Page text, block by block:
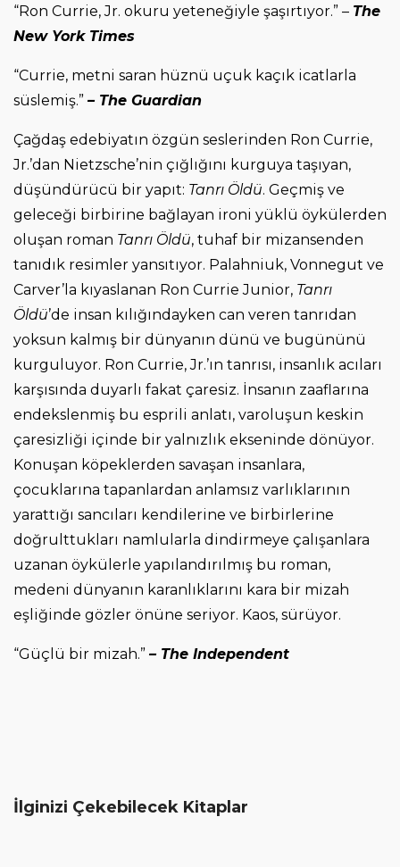
“Ron Currie, Jr. okuru yeteneğiyle şaşırtıyor.” – The
New York Times
“Currie, metni saran hüznü uçuk kaçık icatlarla
süslemiş.” – The Guardian
Çağdaş edebiyatın özgün seslerinden Ron Currie,
Jr.’dan Nietzsche’nin çığlığını kurguya taşıyan,
düşündürücü bir yapıt: Tanrı Öldü. Geçmiş ve
geleceği birbirine bağlayan ironi yüklü öykülerden
oluşan roman Tanrı Öldü, tuhaf bir mizansenden
tanıdık resimler yansıtıyor. Palahniuk, Vonnegut ve
Carver’la kıyaslanan Ron Currie Junior, Tanrı
Öldü’de insan kılığındayken can veren tanrıdan
yoksun kalmış bir dünyanın dünü ve bugününü
kurguluyor. Ron Currie, Jr.’ın tanrısı, insanlık acıları
karşısında duyarlı fakat çaresiz. İnsanın zaaflarına
endekslenmiş bu esprili anlatı, varoluşun keskin
çaresizliği içinde bir yalnızlık ekseninde dönüyor.
Konuşan köpeklerden savaşan insanlara,
çocuklarına tapanlardan anlamsız varlıklarının
yarattığı sancıları kendilerine ve birbirlerine
doğrulttukları namlularla dindirmeye çalışanlara
uzanan öykülerle yapılandırılmış bu roman,
medeni dünyanın karanlıklarını kara bir mizah
eşliğinde gözler önüne seriyor. Kaos, sürüyor.
“Güçlü bir mizah.” – The Independent
İlginizi Çekebilecek Kitaplar